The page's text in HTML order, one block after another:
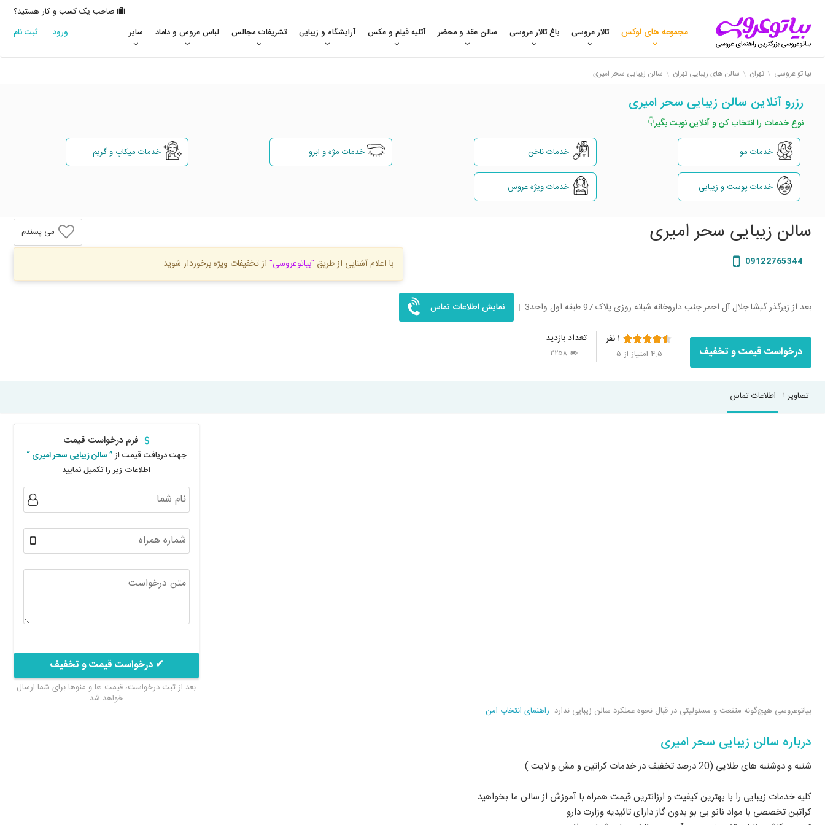
صاحب یک کسب و کار هستید؟
مجموعه های لوکس تالار عروسی باغ تالار عروسی سالن عقد و محضر آتلیه فیلم و عکس آرایشگاه و زیبایی تشریفات مجالس لباس عروس و داماد سایر ورود ثبت نام
فرم درخواست قیمت
جهت دریافت قیمت از” سالن زیبایی سحر امیری “
اطلاعات زیر را تکمیل نمایید
✔ درخواست قیمت و تخفیف
بعد از ثبت درخواست، قیمت ها و منوها برای شما ارسال
خواهد شد
سالن زیبایی سحر امیری می پسندم
۱نفر
۴.۵ امتیاز از ۵
تعداد بازدید
09122765344 با اعلام آشنایی از طریق "بیاتوعروسی" از تخفیفات ویژه برخوردار شوید
بعد از زیرگذر گیشا جلال آل احمر جنب داروخانه شبانه روزی پلاک 97 طبقه اول واحد3 نمایش اطلاعات تماس
درخواست قیمت و تخفیف
بیا تو عروسی تهران سالن های زیبایی تهران سالن زیبایی سحر امیری
تصاویر ۱ اطلاعات تماس
درباره سالن زیبایی سحر امیری
شنبه و دوشنبه های طلایی (20 درصد تخفیف در خدمات کراتین و مش و لایت )
کلیه خدمات زیبایی را با بهترین کیفیت و ارزانترین قیمت همراه با آموزش از سالن ما بخواهید
کراتین تخصصی با مواد نانو بی بو بدون گاز دارای تائیدیه وزارت دارو
رزرو آنلاین سالن زیبایی سحر امیری
نوع خدمات را انتخاب کن و آنلاین نوبت بگیر👇
خدمات مو خدمات ناخن خدمات مژه و ابرو خدمات میکاپ و گریم
خدمات پوست و زیبایی خدمات ویژه عروس
بیاتوعروسی هیچ‌گونه منفعت و مسئولیتی در قبال نحوه عملکرد سالن زیبایی ندارد. راهنمای انتخاب امن